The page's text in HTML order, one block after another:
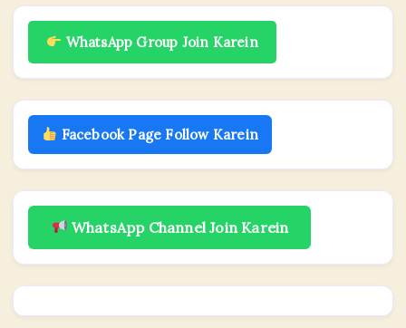
WhatsApp Group Join Karein
Facebook Page Follow Karein
WhatsApp Channel Join Karein